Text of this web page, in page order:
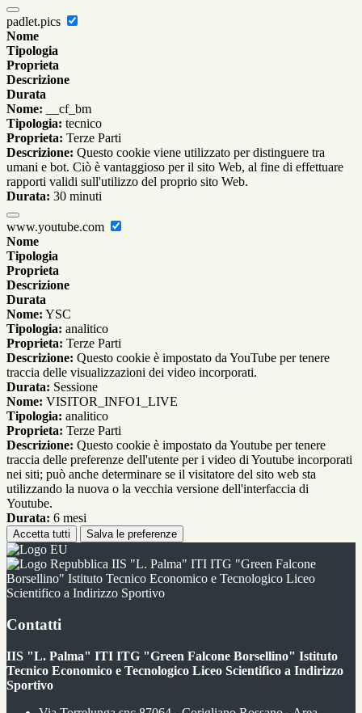
padlet.pics
Nome
Tipologia
Proprieta
Descrizione
Durata
Nome: __cf_bm
Tipologia: tecnico
Proprieta: Terze Parti
Descrizione: Questo cookie viene utilizzato per distinguere tra
umani e bot. Ciò è vantaggioso per il sito Web, al fine di effettuare
rapporti validi sull'utilizzo del proprio sito Web.
Durata: 30 minuti
www.youtube.com
Nome
Tipologia
Proprieta
Descrizione
Durata
Nome: YSC
Tipologia: analitico
Proprieta: Terze Parti
Descrizione: Questo cookie è impostato da YouTube per tenere
traccia delle visualizzazioni dei video incorporati.
Durata: Sessione
Nome: VISITOR_INFO1_LIVE
Tipologia: analitico
Proprieta: Terze Parti
Descrizione: Questo cookie è impostato da Youtube per tenere
traccia delle preferenze dell'utente per i video di Youtube incorporati
nei siti; può anche determinare se il visitatore del sito web sta
utilizzando la nuova o la vecchia versione dell'interfaccia di
Youtube.
Durata: 6 mesi
Accetta tutti Salva le preferenze
IIS "L. Palma" ITI ITG "Green Falcone
Borsellino" Istituto Tecnico Economico e Tecnologico Liceo
Scientifico a Indirizzo Sportivo
Contatti
IIS "L. Palma" ITI ITG "Green Falcone Borsellino" Istituto
Tecnico Economico e Tecnologico Liceo Scientifico a Indirizzo
Sportivo